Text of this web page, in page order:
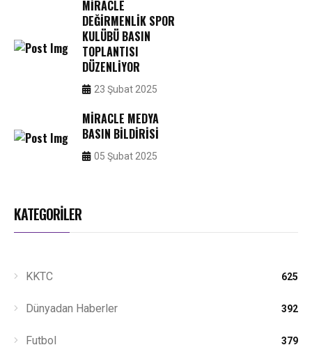
MIRACLE
DEĞIRMENLIK SPOR
KULÜBÜ BASIN
TOPLANTISI
DÜZENLIYOR
23 Şubat 2025
MIRACLE MEDYA
BASIN BILDIRISI
05 Şubat 2025
KATEGORİLER
KKTC 625
Dünyadan Haberler 392
Futbol 379